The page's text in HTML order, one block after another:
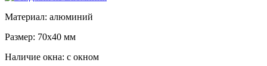
Материал: алюминий
Размер: 70x40 мм
Наличие окна: с окном